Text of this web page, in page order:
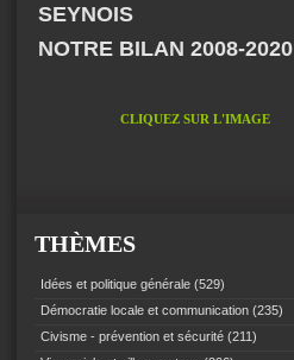
SEYNOIS
NOTRE BILAN 2008-2020
CLIQUEZ SUR L'IMAGE
THÈMES
Idées et politique générale (529)
Démocratie locale et communication (235)
Civisme - prévention et sécurité (211)